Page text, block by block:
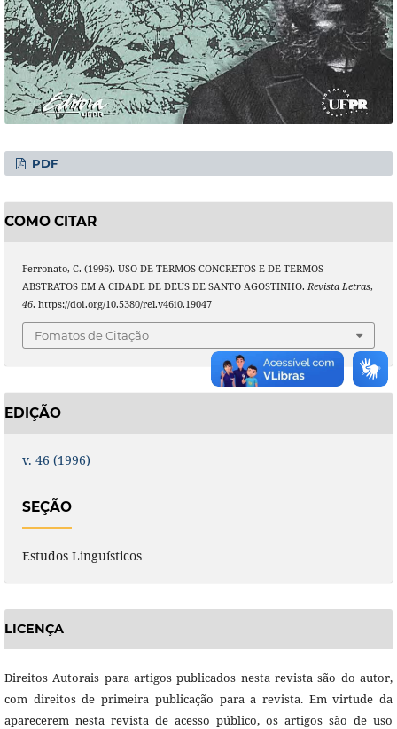
PDF
COMO CITAR
Ferronato, C. (1996). USO DE TERMOS CONCRETOS E DE TERMOS
ABSTRATOS EM A CIDADE DE DEUS DE SANTO AGOSTINHO. Revista Letras,
46. https://doi.org/10.5380/rel.v46i0.19047
Fomatos de Citação
EDIÇÃO
v. 46 (1996)
SEÇÃO
Estudos Linguísticos
LICENÇA
Direitos Autorais para artigos publicados nesta revista são do autor,
com direitos de primeira publicação para a revista. Em virtude da
aparecerem nesta revista de acesso público, os artigos são de uso